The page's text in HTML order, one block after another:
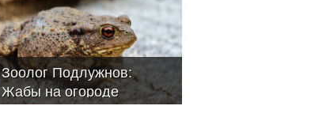
Зоолог Подлужнов:
Жабы на огороде